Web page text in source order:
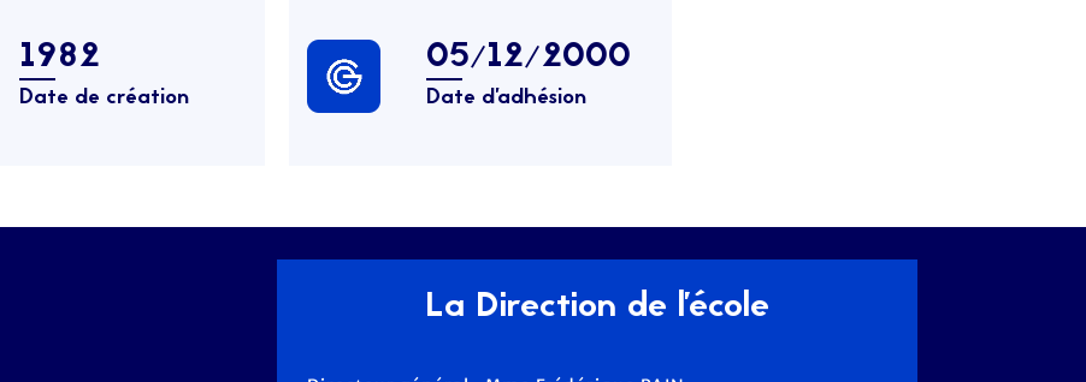
1982
Date de création
05/12/2000
Date d’adhésion
La Direction de l'école